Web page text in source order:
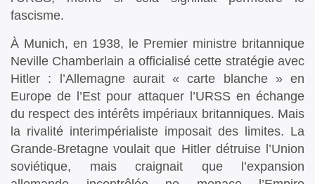
fascisme.
À Munich, en 1938, le Premier ministre britannique
Neville Chamberlain a officialisé cette stratégie avec
Hitler : l’Allemagne aurait « carte blanche » en
Europe de l’Est pour attaquer l’URSS en échange
du respect des intérêts impériaux britanniques. Mais
la rivalité interimpérialiste imposait des limites. La
Grande-Bretagne voulait que Hitler détruise l’Union
soviétique, mais craignait que l’expansion